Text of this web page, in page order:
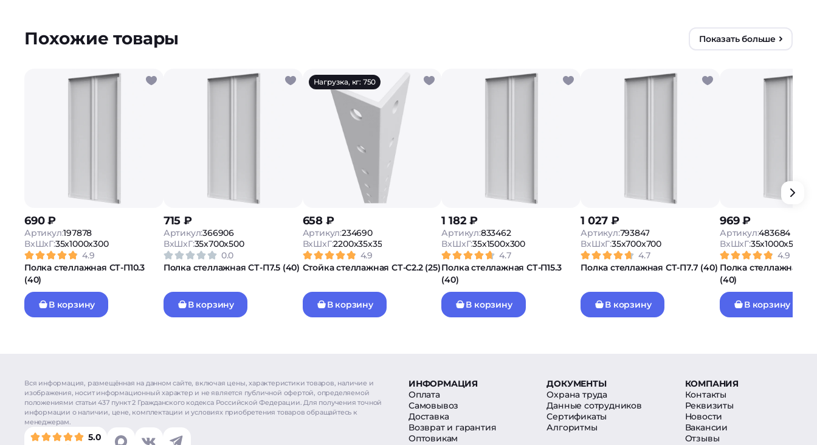
Похожие товары Показать больше
690 ₽
Артикул:197878
ВxШxГ:35x1000x300
4.9
Полка стеллажная СТ-П10.3
(40)
В корзину
715 ₽
Артикул:366906
ВxШxГ:35x700x500
0.0
Полка стеллажная СТ-П7.5 (40)
В корзину
Нагрузка, кг: 750
658 ₽
Артикул:234690
ВxШxГ:2200x35x35
4.9
Стойка стеллажная СТ-С2.2 (25)
В корзину
1 182 ₽
Артикул:833462
ВxШxГ:35x1500x300
4.7
Полка стеллажная СТ-П15.3
(40)
В корзину
1 027 ₽
Артикул:793847
ВxШxГ:35x700x700
4.7
Полка стеллажная СТ-П7.7 (40)
В корзину
969 ₽
Артикул:483684
ВxШxГ:35x1000x500
4.9
Полка стеллажная
(40)
В корзину
Вся информация, размещённая на данном сайте, включая цены, характеристики товаров, наличие и
изображения, носит информационный характер и не является публичной офертой, определяемой
положениями статьи 437 пункт 2 Гражданского кодекса Российской Федерации. Для получения точной
информации о наличии, цене, комплектации и условиях приобретения товаров обращайтесь к
менеджерам.
5.0
ИНФОРМАЦИЯ
Оплата
Самовывоз
Доставка
Возврат и гарантия
Оптовикам
ДОКУМЕНТЫ
Охрана труда
Данные сотрудников
Сертификаты
Алгоритмы
КОМПАНИЯ
Контакты
Реквизиты
Новости
Вакансии
Отзывы